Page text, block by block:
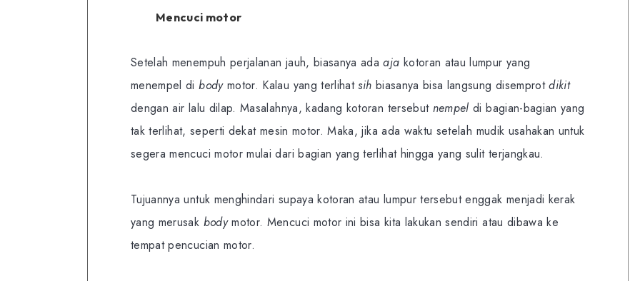
Mencuci motor
Setelah menempuh perjalanan jauh, biasanya adaaja kotoran atau lumpur yang
menempel dibody motor. Kalau yang terlihatsih biasanya bisa langsung disemprotdikit
dengan air lalu dilap. Masalahnya, kadang kotoran tersebut nempeldi bagian-bagian yang
tak terlihat, seperti dekat mesin motor. Maka, jika ada waktu setelah mudik usahakan untuk
segera mencuci motor mulai dari bagian yang terlihat hingga yang sulit terjangkau.
Tujuannya untuk menghindari supaya kotoran atau lumpur tersebut enggak menjadi kerak
yang merusak bodymotor. Mencuci motor ini bisa kita lakukan sendiri atau dibawa ke
tempat pencucian motor.